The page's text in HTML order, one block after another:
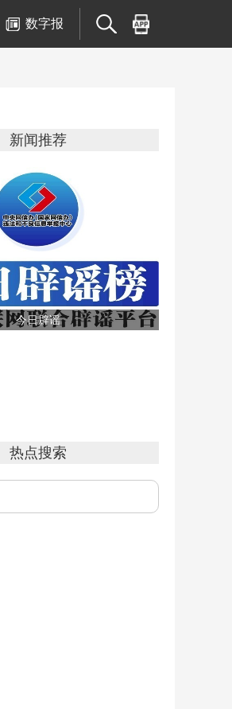
数字报
新闻推荐
今日辟谣
热点搜索